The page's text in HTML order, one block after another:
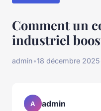
Comment un
industriel
admin•18 décembre 2025
A admin